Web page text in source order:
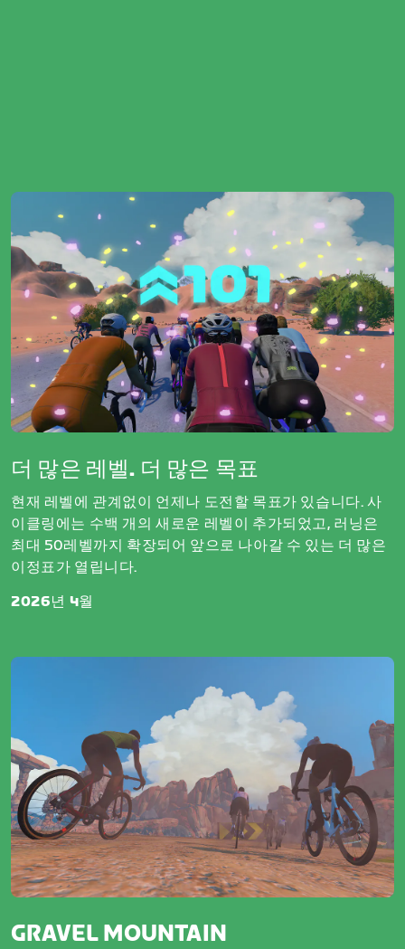
더 많은 레벨. 더 많은 목표
현재 레벨에 관계없이 언제나 도전할 목표가 있습니다. 사
이클링에는 수백 개의 새로운 레벨이 추가되었고, 러닝은
최대 50레벨까지 확장되어 앞으로 나아갈 수 있는 더 많은
이정표가 열립니다.
2026년 4월
GRAVEL MOUNTAIN